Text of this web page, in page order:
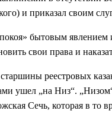
и приказал своим
бытовым явлением
свои права и
старшины реестровых
ушел „на Низ“.
Сечь, которая в то